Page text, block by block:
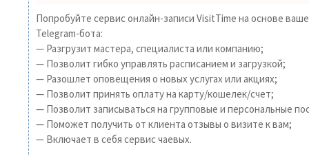
Попробуйте сервис онлайн-записи VisitTime на основе
Telegram-бота:
— Разгрузит мастера, специалиста или компанию;
— Позволит гибко управлять расписанием и загрузкой;
— Разошлет оповещения о новых услугах или акциях;
— Позволит принять оплату на карту/кошелек/счет;
— Позволит записываться на групповые и персональные
— Поможет получить от клиента отзывы о визите к вам;
— Включает в себя сервис чаевых.